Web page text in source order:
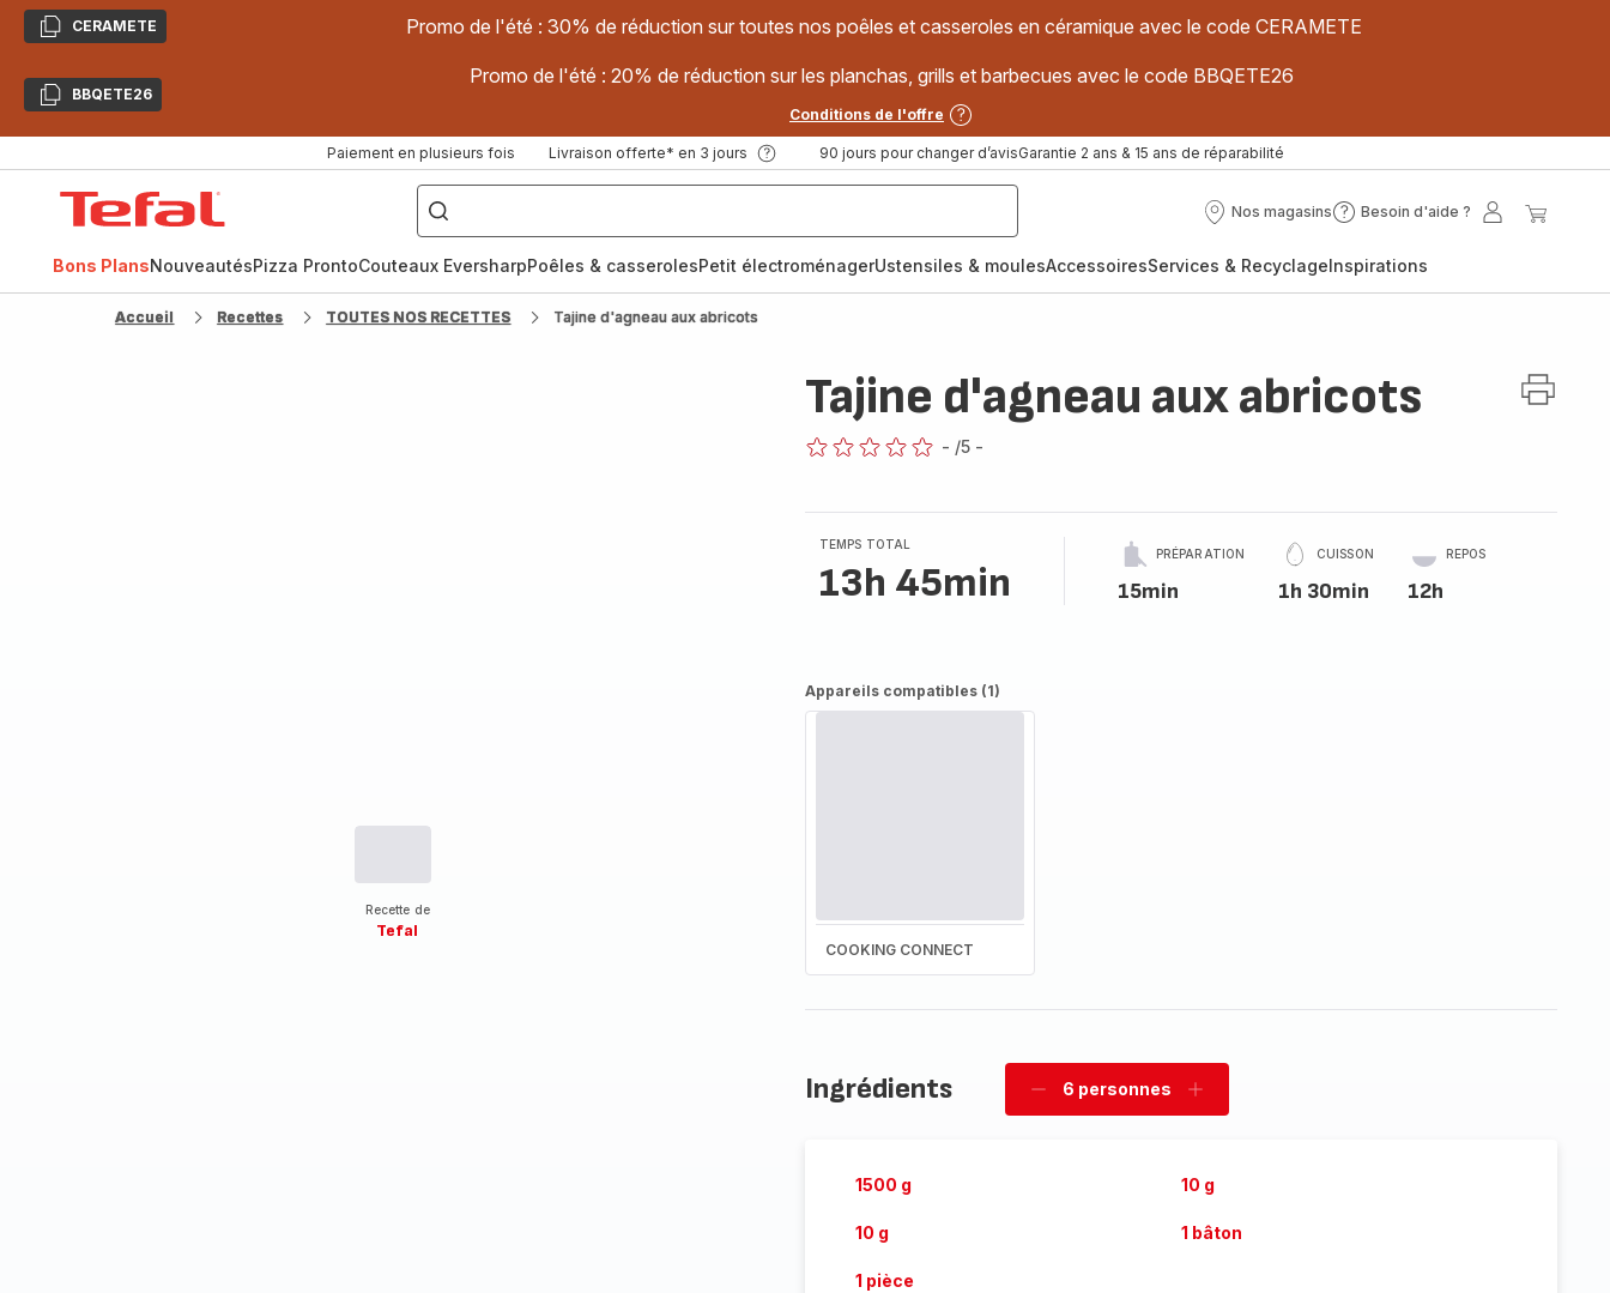
CopierCERAMETE Promo de l'été : 30% de réduction sur toutes nos poêles et casseroles en céramique avec le code CERAMETE
CopierBBQETE26
Promo de l'été : 20% de réduction sur les planchas, grills et barbecues avec le code BBQETE26
Conditions de l'offre
Paiement en plusieurs fois Livraison offerte* en 3 jours 90 jours pour changer d’avisGarantie 2 ans & 15 ans de réparabilité
["Poêles
inox,
Cake
Factory,
Nos magasins
Nos
Besoin d'aide ?
Besoin
?
Mon
Bons PlansNouveautésPizza ProntoCouteaux EversharpPoêles & casserolesPetit électroménagerUstensiles & moulesAccessoiresServices & RecyclageInspirations
Accueil Recettes TOUTES NOS RECETTES Tajine d'agneau aux abricots
Recette de
Tefal
Tajine d'agneau aux abricots
- /5 -
TEMPS TOTAL
13h 45min
PRÉPARATION
15min
CUISSON
1h 30min
REPOS
12h
Appareils compatibles (1)
COOKING CONNECT
Ingrédients
Supprimer
6 personnes
Ajouter
1500 g 10 g
10 g 1 bâton
1 pièce